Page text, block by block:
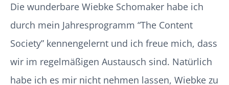
Die wunderbare Wiebke Schomaker habe ich
durch mein Jahresprogramm “The Content
Society” kennengelernt und ich freue mich, dass
wir im regelmäßigen Austausch sind. Natürlich
habe ich es mir nicht nehmen lassen, Wiebke zu